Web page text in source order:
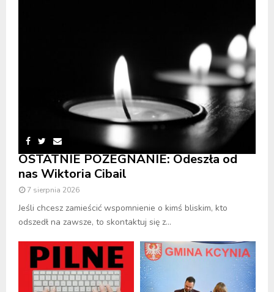
OSTATNIE POŻEGNANIE: Odeszła od
nas Wiktoria Cibail
7 sierpnia 2026
Jeśli chcesz zamieścić wspomnienie o kimś bliskim, kto
odszedł na zawsze, to skontaktuj się z...